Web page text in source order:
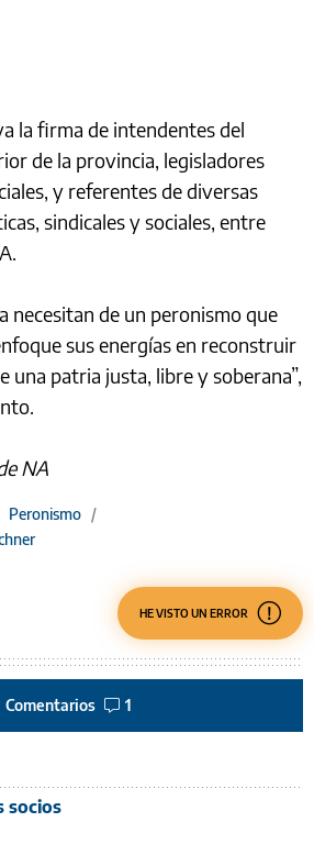
la firma de intendentes del
de la provincia, legisladores
y referentes de diversas
sindicales y sociales, entre
necesitan de un peronismo que
sus energías en reconstruir
una patria justa, libre y soberana”,
NA
Peronismo /
HE VISTO UN ERROR
Comentarios 1
socios